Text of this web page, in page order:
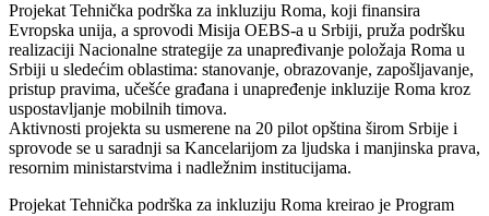
Projekat Tehnička podrška za inkluziju Roma, koji finansira
Evropska unija, a sprovodi Misija OEBS-a u Srbiji, pruža podršku
realizaciji Nacionalne strategije za unapređivanje položaja Roma u
Srbiji u sledećim oblastima: stanovanje, obrazovanje, zapošljavanje,
pristup pravima, učešće građana i unapređenje inkluzije Roma kroz
uspostavljanje mobilnih timova.
Aktivnosti projekta su usmerene na 20 pilot opština širom Srbije i
sprovode se u saradnji sa Kancelarijom za ljudska i manjinska prava,
resornim ministarstvima i nadležnim institucijama.
Projekat Tehnička podrška za inkluziju Roma kreirao je Program